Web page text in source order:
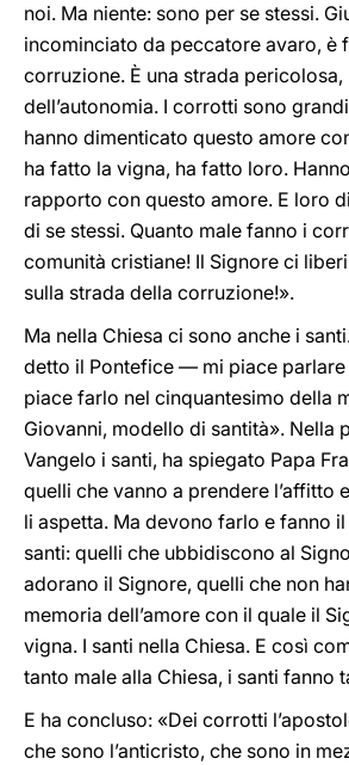
noi. Ma niente: sono per se stessi.
incominciato da peccatore avaro, è
corruzione. È una strada pericolosa,
dell’autonomia. I corrotti sono
hanno dimenticato questo amore
ha fatto la vigna, ha fatto loro.
rapporto con questo amore. E loro
di se stessi. Quanto male fanno i
comunità cristiane! Il Signore ci
sulla strada della corruzione!».
Ma nella Chiesa ci sono anche i
detto il Pontefice — mi piace parlare
piace farlo nel cinquantesimo della
Giovanni, modello di santità». Nella
Vangelo i santi, ha spiegato Papa
quelli che vanno a prendere l’affitto
li aspetta. Ma devono farlo e fanno
santi: quelli che ubbidiscono al
adorano il Signore, quelli che non
memoria dell’amore con il quale il
vigna. I santi nella Chiesa. E così
tanto male alla Chiesa, i santi fanno
E ha concluso: «Dei corrotti
che sono l’anticristo, che sono in